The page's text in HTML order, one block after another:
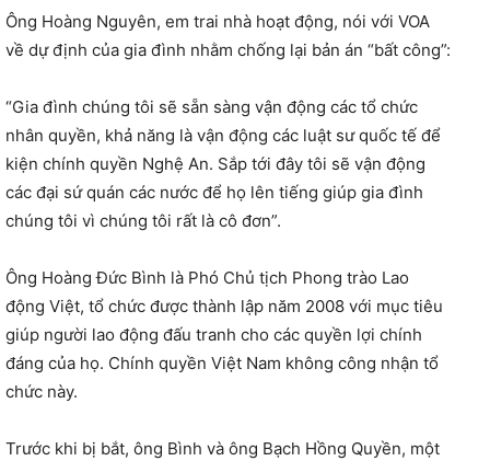
Ông Hoàng Nguyên, em trai nhà hoạt động, nói với VOA
về dự định của gia đình nhằm chống lại bản án “bất công”:
“Gia đình chúng tôi sẽ sẵn sàng vận động các tổ chức
nhân quyền, khả năng là vận động các luật sư quốc tế để
kiện chính quyền Nghệ An. Sắp tới đây tôi sẽ vận động
các đại sứ quán các nước để họ lên tiếng giúp gia đình
chúng tôi vì chúng tôi rất là cô đơn”.
Ông Hoàng Đức Bình là Phó Chủ tịch Phong trào Lao
động Việt, tổ chức được thành lập năm 2008 với mục tiêu
giúp người lao động đấu tranh cho các quyền lợi chính
đáng của họ. Chính quyền Việt Nam không công nhận tổ
chức này.
Trước khi bị bắt, ông Bình và ông Bạch Hồng Quyền, một